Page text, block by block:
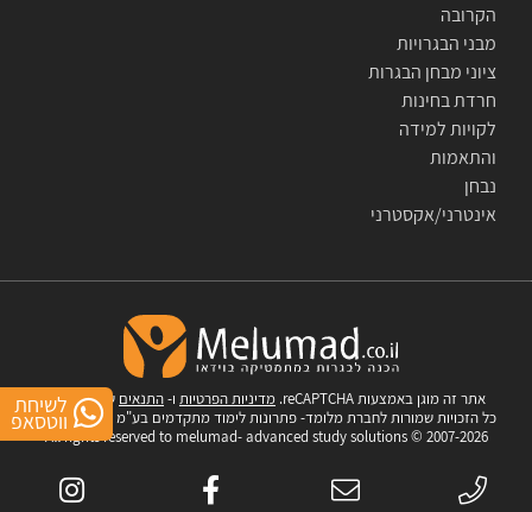
לשיחת
ווטסאפ
הקרובה
מבני הבגרויות
ציוני מבחן הבגרות
חרדת בחינות
לקויות למידה
והתאמות
נבחן
אינטרני/אקסטרני
אתר זה מוגן באמצעות reCAPTCHA. מדיניות הפרטיות ו-התנאים של Google.
כל הזכויות שמורות לחברת מלומד- פתרונות לימוד מתקדמים בע"מ © 2007-2026
All rights reserved to melumad- advanced study solutions © 2007-2026